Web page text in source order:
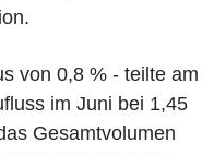
von 0,8 % - teilte am
im Juni bei 1,45
Gesamtvolumen